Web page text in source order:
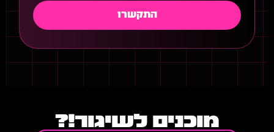
התקשרו
מוכנים לשיגור!?